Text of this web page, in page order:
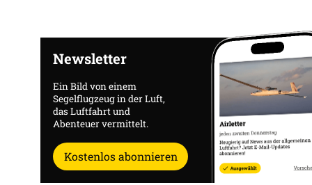
Newsletter
Ein Bild von einem
Segelflugzeug in der Luft,
das Luftfahrt und
Abenteuer vermittelt.
Kostenlos abonnieren